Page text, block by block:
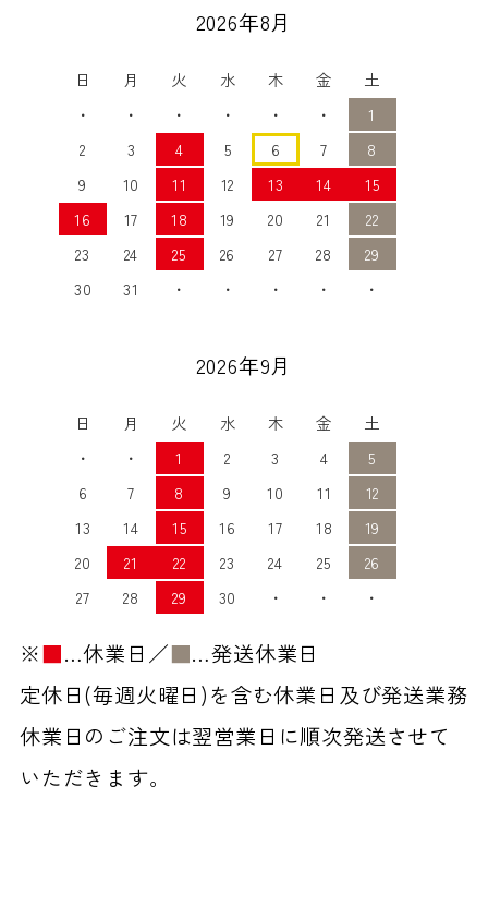
2026年8月
日 月 火 水 木 金
土
・
・ ・ ・ ・ ・
1
2
3 4 5 6 7
8
9
10 11 12 13 14
15
16
17 18 19 20 21
22
23
24 25 26 27 28
29
30
31 ・ ・ ・ ・ ・
2026年9月
日 月 火 水 木 金
土
・
・ 1 2 3 4
5
6
7 8 9 10 11
12
13
14 15 16 17 18
19
20
21 22 23 24 25
26
27
28 29 30 ・ ・ ・
※■…休業日／■…発送休業日
定休日(毎週火曜日)を含む休業日及び発送業務
休業日のご注文は翌営業日に順次発送させて
いただきます。